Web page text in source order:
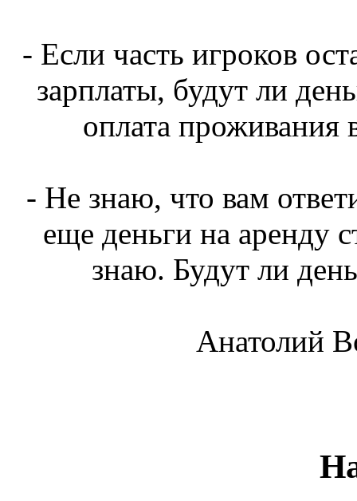
- Если часть игроков
зарплаты, будут ли
оплата проживания
- Не знаю, что вам
еще деньги на
знаю. Будут ли
Анатолий